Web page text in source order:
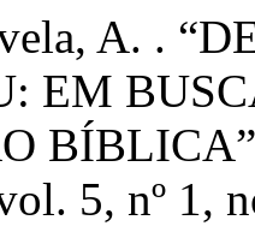
A. .
EM
5, nº 1,